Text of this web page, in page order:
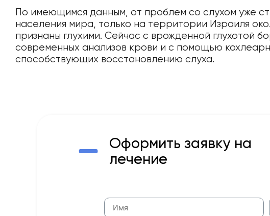
По имеющимся данным, от проблем со слухом уже
населения мира, только на территории Израиля
признаны глухими. Сейчас с врожденной глухотой
современных анализов крови и с помощью
способствующих восстановлению слуха.
Оформить заявку на
лечение